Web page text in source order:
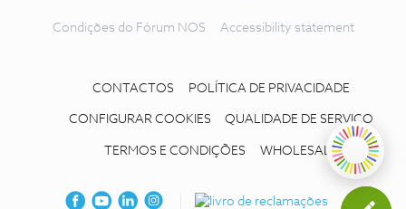
Condições do Fórum NOS Accessibility statement
CONTACTOS POLÍTICA DE PRIVACIDADE
CONFIGURAR COOKIES QUALIDADE DE SERVIÇO
TERMOS E CONDIÇÕES WHOLESALE